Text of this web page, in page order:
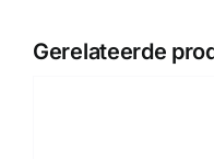
Gerelateerde